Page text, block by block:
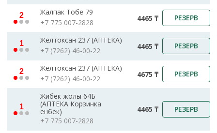
2
Жалпак Тобе 79
+7 775 007-2828
4465 ₸ РЕЗЕРВ
1
Желтоксан 237 (АПТЕКА)
+7 (7262) 46-00-22
4465 ₸ РЕЗЕРВ
2
Желтоксан 237 (АПТЕКА)
+7 (7262) 46-00-22
4675 ₸ РЕЗЕРВ
1
Жибек жолы 64Б
(АПТЕКА Корзинка
енбек)
+7 775 007-2828
4465 ₸ РЕЗЕРВ